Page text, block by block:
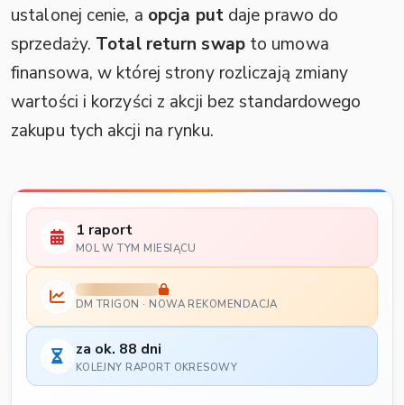
ustalonej cenie, a opcja putdaje prawo do
sprzedaży. Total return swapto umowa
finansowa, w której strony rozliczają zmiany
wartości i korzyści z akcji bez standardowego
zakupu tych akcji na rynku.
1 raport
MOL W TYM MIESIĄCU
DM TRIGON · NOWA REKOMENDACJA
za ok. 88 dni
KOLEJNY RAPORT OKRESOWY